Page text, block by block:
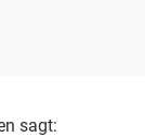
sagt: